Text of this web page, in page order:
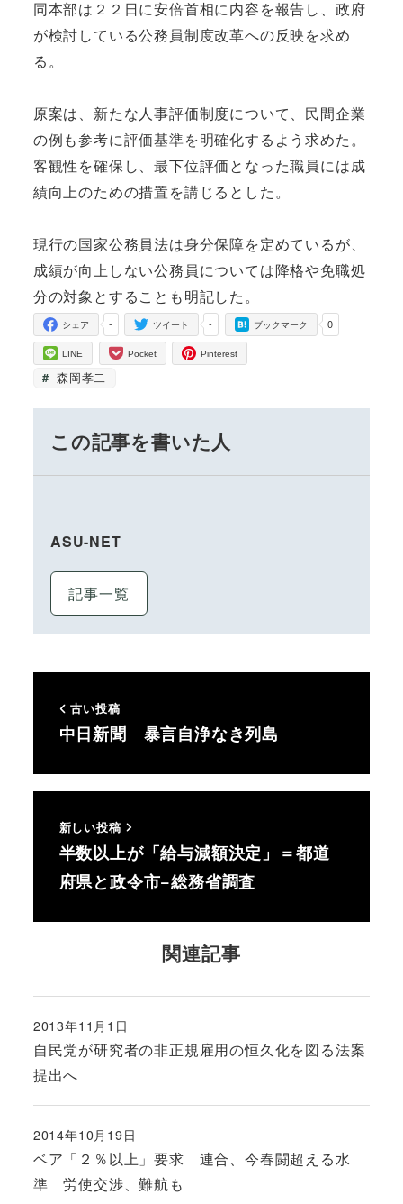
同本部は２２日に安倍首相に内容を報告し、政府
が検討している公務員制度改革への反映を求め
る。
原案は、新たな人事評価制度について、民間企業
の例も参考に評価基準を明確化するよう求めた。
客観性を確保し、最下位評価となった職員には成
績向上のための措置を講じるとした。
現行の国家公務員法は身分保障を定めているが、
成績が向上しない公務員については降格や免職処
分の対象とすることも明記した。
-
シェア -
ツイート 0
ブックマーク
LINE Pocket Pinterest
森岡孝二
この記事を書いた人
ASU-NET
記事一覧
古い投稿
中日新聞 暴言自浄なき列島
新しい投稿
半数以上が「給与減額決定」＝都道
府県と政令市−総務省調査
関連記事
自民党が研究者の非正規雇用の恒久化を図る法案
提出へ
投稿日
2013年11月1日
ベア「２％以上」要求 連合、今春闘超える水
準 労使交渉、難航も
投稿日
2014年10月19日